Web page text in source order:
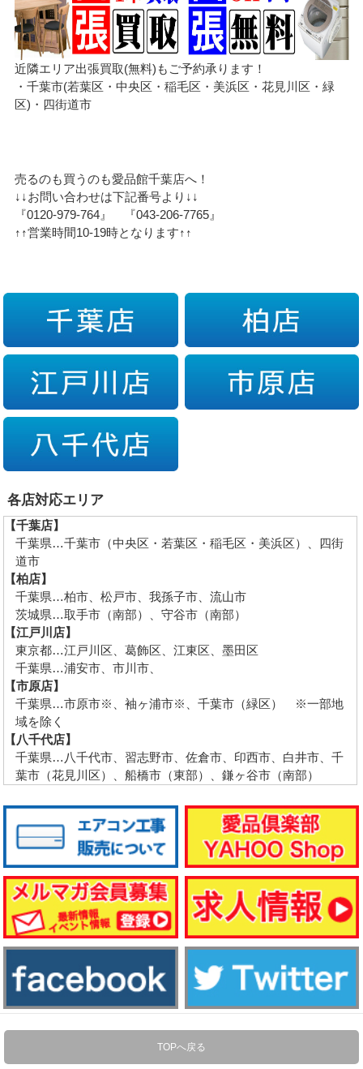
近隣エリア出張買取(無料)もご予約承ります！
・千葉市(若葉区・中央区・稲毛区・美浜区・花見川区・緑
区)・四街道市
売るのも買うのも愛品館千葉店へ！
↓↓お問い合わせは下記番号より↓↓
『0120-979-764』 『043-206-7765』
↑↑営業時間10-19時となります↑↑
各店対応エリア
【千葉店】
千葉県…千葉市（中央区・若葉区・稲毛区・美浜区）、四街
道市
【柏店】
千葉県…柏市、松戸市、我孫子市、流山市
茨城県…取手市（南部）、守谷市（南部）
【江戸川店】
東京都…江戸川区、葛飾区、江東区、墨田区
千葉県…浦安市、市川市、
【市原店】
千葉県…市原市※、袖ヶ浦市※、千葉市（緑区） ※一部地
域を除く
【八千代店】
千葉県…八千代市、習志野市、佐倉市、印西市、白井市、千
葉市（花見川区）、船橋市（東部）、鎌ヶ谷市（南部）
TOPへ戻る